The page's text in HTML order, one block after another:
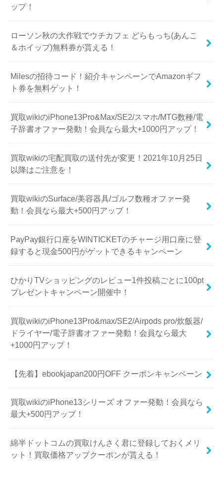
ップ！
ローソン秋の大作戦でウチカフェ どらもっち(あんこ
＆ホイップ)無料券が貰える！
Milesの招待コード！紹介キャンペーンでAmazonギフ
ト券を無料ゲット！
買取wikiのiPhone13Pro&Max/SE2/スマホ/MTG数種/電
子辞書オファー発動！会員なら最大+1000円アップ！
買取wikiの宅配買取の送付先が変更！2021年10月25日
以降はご注意を！
買取wikiのSurface/美容器具/ゴルフ数種オファー発
動！会員なら最大+500円アップ！
PayPay銀行口座をWINTICKETのチャージ用口座に登
録すると現金500円がゲットできるキャンペーン
ひかりTVショッピングのレビュー1件投稿ごとに100pt
プレゼントキャンペーン開催中！
買取wikiのiPhone13Pro&max/SE2/Airpods pro/炊飯器/
ドライヤー/電子辞書オファー発動！会員なら最大
+1000円アップ！
【先着】ebookjapan200円OFF クーポンキャンペーン
買取wikiのiPhone13シリーズ オファー発動！会員なら
最大+500円アップ！
綿半ドットコムの買取けんさく君に登録しておくメリ
ット！買取価格アップクーポンが貰える！